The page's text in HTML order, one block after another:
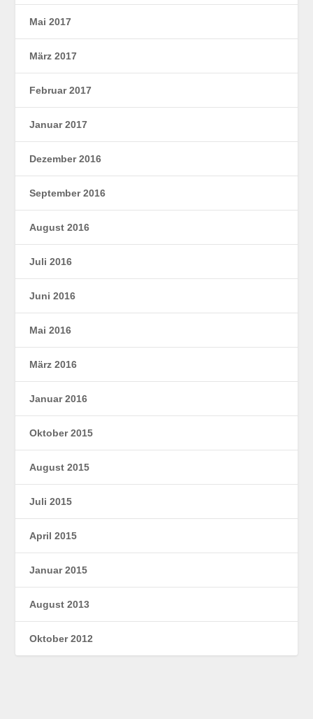
Mai 2017
März 2017
Februar 2017
Januar 2017
Dezember 2016
September 2016
August 2016
Juli 2016
Juni 2016
Mai 2016
März 2016
Januar 2016
Oktober 2015
August 2015
Juli 2015
April 2015
Januar 2015
August 2013
Oktober 2012